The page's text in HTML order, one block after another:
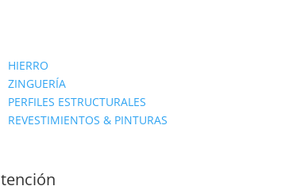
HIERRO
ZINGUERÍA
PERFILES ESTRUCTURALES
REVESTIMIENTOS & PINTURAS